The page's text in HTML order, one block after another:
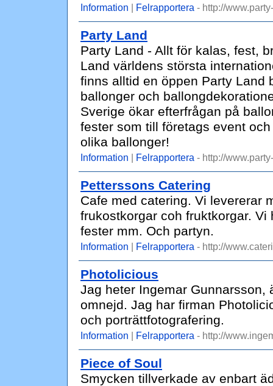
Information | Felrapportera - http://
Party Land
Party Land - Allt för kalas, fest,
Land världens största
finns alltid en öppen Party Land
ballonger och
Sverige ökar efterfrågan på
fester som till företags event
olika ballonger!
Information | Felrapportera - http://
Petterssons Catering
Cafe med catering. Vi levererar
frukostkorgar coh fruktkorgar.
fester mm. Och partyn.
Information | Felrapportera - http://
Photolicious
Jag heter Ingemar Gunnarsson,
omnejd. Jag har firman
och porträttfotografering.
Information | Felrapportera - http://
Piece of Soul
Smycken tillverkade av enbart